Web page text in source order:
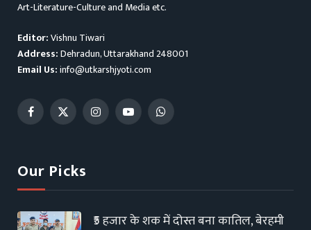
Art-Literature-Culture and Media etc.
Editor:Vishnu Tiwari
Address:Dehradun, Uttarakhand 248001
Email Us:info@utkarshjyoti.com
Facebook
X
InstagramYouTubeWhatsApp
Our Picks
₹5 हजार के शक में दोस्त बना कातिल, बेरहमी